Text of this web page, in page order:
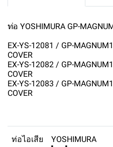
ท่อ YOSHIMURA GP-
EX-YS-12081 / GP-
COVER
EX-YS-12082 / GP-
COVER
EX-YS-12083 / GP-
COVER
ท่อไอเสีย YOSHIMURA